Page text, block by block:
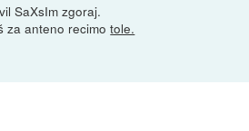
SaXsIm zgoraj.
za anteno recimotole.